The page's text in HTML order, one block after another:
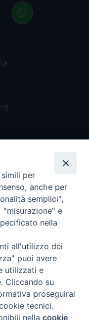
- Tutti i
Preferenze Cookie
per
anche per
semplici",
"misurazione" e
nella
all'utilizzo dei
puoi avere
utilizzati e
Cliccando su
proseguirai
tecnici.
nellacookie